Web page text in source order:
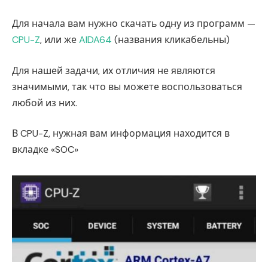
Для начала вам нужно скачать одну из программ —
CPU-Z, или жеAIDA64 (названия кликабельны)
Для нашей задачи, их отличия не являются
значимыми, так что вы можете воспользоваться
любой из них.
В CPU-Z, нужная вам информация находится в
вкладке «SOC»